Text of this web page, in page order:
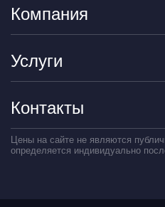
Компания
Услуги
Контакты
Цены на сайте не являются
определяется индивидуально